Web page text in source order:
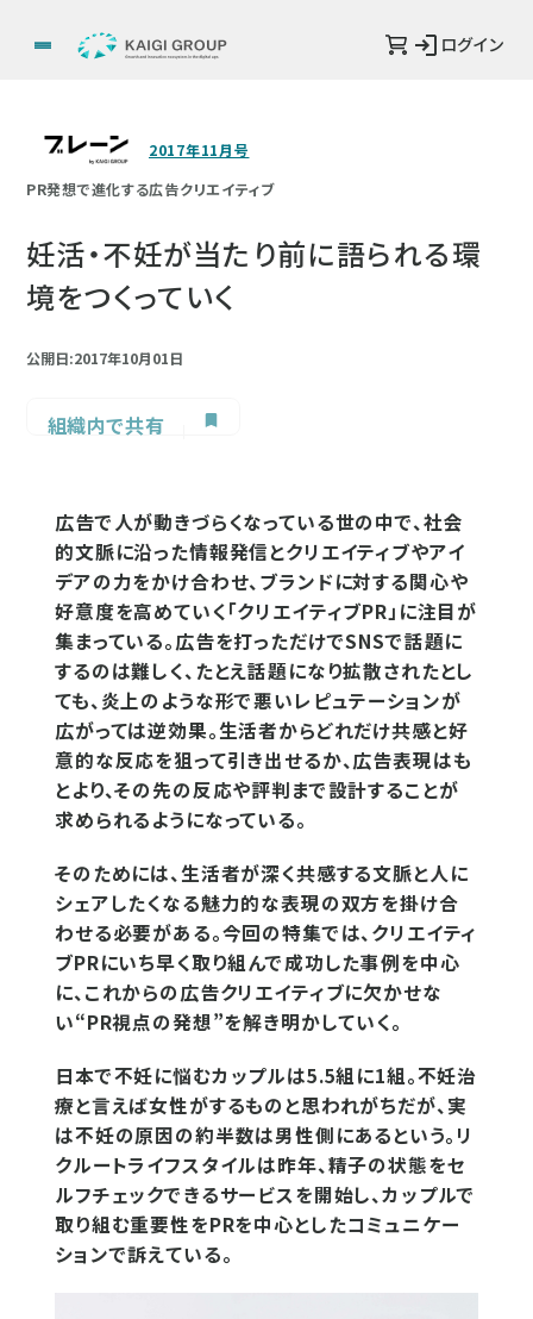
ログイン
2017年11月号
PR発想で進化する広告クリエイティブ
妊活・不妊が当たり前に語られる環
境をつくっていく
公開日:2017年10月01日
組織内で共有
広告で人が動きづらくなっている世の中で、社会
的文脈に沿った情報発信とクリエイティブやアイ
デアの力をかけ合わせ、ブランドに対する関心や
好意度を高めていく「クリエイティブPR」に注目が
集まっている。広告を打っただけでSNSで話題に
するのは難しく、たとえ話題になり拡散されたとし
ても、炎上のような形で悪いレピュテーションが
広がっては逆効果。生活者からどれだけ共感と好
意的な反応を狙って引き出せるか、広告表現はも
とより、その先の反応や評判まで設計することが
求められるようになっている。
そのためには、生活者が深く共感する文脈と人に
シェアしたくなる魅力的な表現の双方を掛け合
わせる必要がある。今回の特集では、クリエイティ
ブPRにいち早く取り組んで成功した事例を中心
に、これからの広告クリエイティブに欠かせな
い“PR視点の発想”を解き明かしていく。
日本で不妊に悩むカップルは5.5組に1組。不妊治
療と言えば女性がするものと思われがちだが、実
は不妊の原因の約半数は男性側にあるという。リ
クルートライフスタイルは昨年、精子の状態をセ
ルフチェックできるサービスを開始し、カップルで
取り組む重要性をPRを中心としたコミュニケー
ションで訴えている。